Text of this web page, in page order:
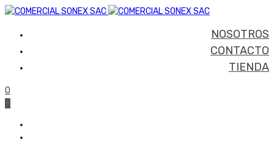
NOSOTROS
CONTACTO
TIENDA
0
0